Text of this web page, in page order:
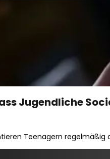
Jugendliche
Teenagern